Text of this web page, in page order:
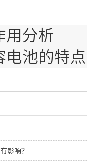
用分析
电池的特
影响？